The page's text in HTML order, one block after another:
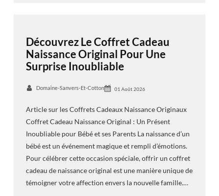
Découvrez Le Coffret Cadeau
Naissance Original Pour Une
Surprise Inoubliable
Domaine-Sanvers-Et-Cotton 01 Août 2026
Article sur les Coffrets Cadeaux Naissance Originaux
Coffret Cadeau Naissance Original : Un Présent
Inoubliable pour Bébé et ses Parents La naissance d’un
bébé est un événement magique et rempli d’émotions.
Pour célébrer cette occasion spéciale, offrir un coffret
cadeau de naissance original est une manière unique de
témoigner votre affection envers la nouvelle famille.…